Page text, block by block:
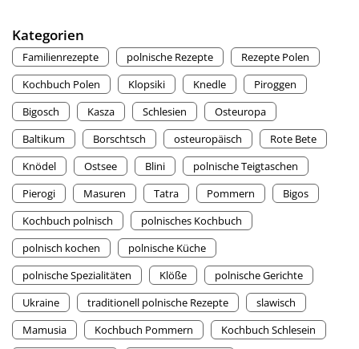
Kategorien
Familienrezepte polnische Rezepte
Rezepte Polen
Kochbuch Polen
Klopsiki Knedle
Piroggen
Bigosch
Kasza Schlesien
Osteuropa
Baltikum
Borschtsch osteuropäisch
Rote Bete
Knödel
Ostsee Blini
polnische Teigtaschen
Pierogi
Masuren Tatra Pommern
Bigos
Kochbuch polnisch
polnisches Kochbuch
polnisch kochen
polnische Küche
polnische Spezialitäten
Klöße
polnische Gerichte
Ukraine
traditionell polnische Rezepte
slawisch
Mamusia
Kochbuch Pommern
Kochbuch Schlesein